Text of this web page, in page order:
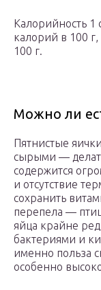
Калорийность 1
калорий в 100
100 г.
Можно ли
Пятнистые
сырыми —
содержится
и отсутствие
сохранить
перепела —
яйца крайне
бактериями и
именно польза
особенно